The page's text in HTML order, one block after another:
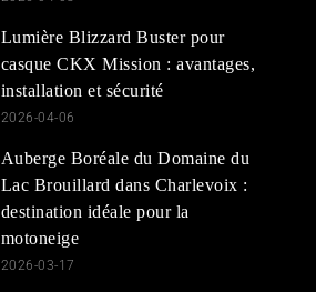
Lumière Blizzard Buster pour
casque CKX Mission : avantages,
installation et sécurité
2026-04-06
Auberge Boréale du Domaine du
Lac Brouillard dans Charlevoix :
destination idéale pour la
motoneige
2026-03-17